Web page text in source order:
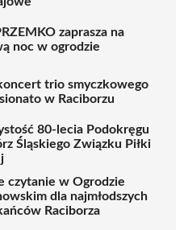
zaprasza na
noc w ogrodzie
trio smyczkowego
w Raciborzu
80-lecia Podokręgu
Śląskiego Związku Piłki
czytanie w Ogrodzie
dla najmłodszych
Raciborza